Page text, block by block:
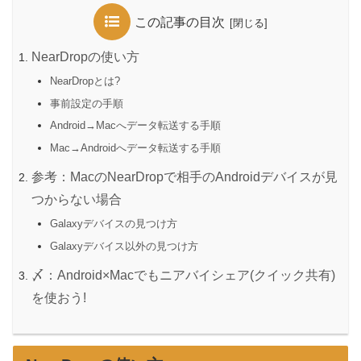
この記事の目次
NearDropの使い方
NearDropとは?
事前設定の手順
Android→Macへデータ転送する手順
Mac→Androidへデータ転送する手順
参考：MacのNearDropで相手のAndroidデバイスが見
つからない場合
Galaxyデバイスの見つけ方
Galaxyデバイス以外の見つけ方
〆：Android×Macでもニアバイシェア(クイック共有)
を使おう!